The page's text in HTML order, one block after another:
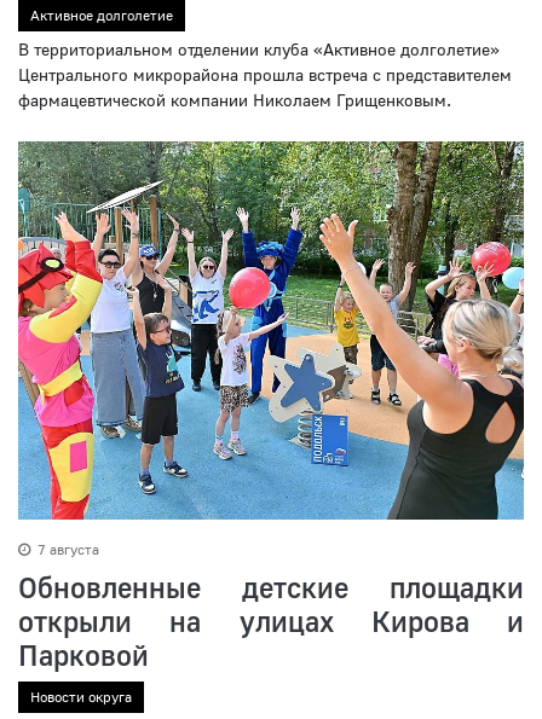
Активное долголетие
В территориальном отделении клуба «Активное долголетие»
Центрального микрорайона прошла встреча с представителем
фармацевтической компании Николаем Грищенковым.
7 августа
Обновленные детские площадки
открыли на улицах Кирова и
Парковой
Новости округа